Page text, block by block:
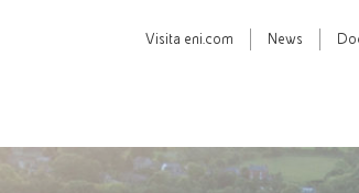
Visita eni.com News